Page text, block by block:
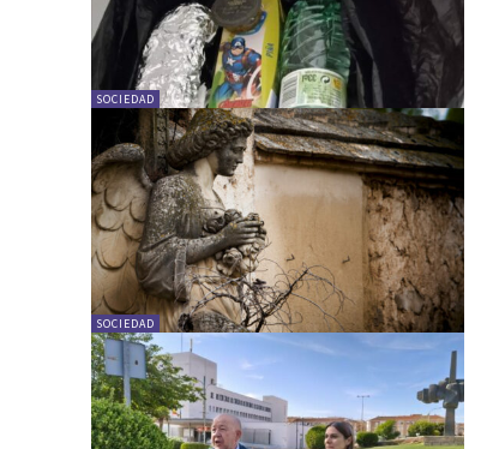
SOCIEDAD
SOCIEDAD